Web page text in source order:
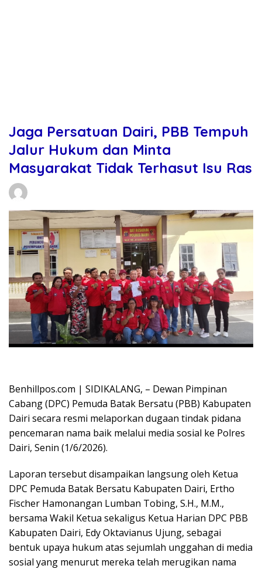
Jaga Persatuan Dairi, PBB Tempuh
Jalur Hukum dan Minta
Masyarakat Tidak Terhasut Isu Ras
Benhillpos.com | SIDIKALANG, – Dewan Pimpinan
Cabang (DPC) Pemuda Batak Bersatu (PBB) Kabupaten
Dairi secara resmi melaporkan dugaan tindak pidana
pencemaran nama baik melalui media sosial ke Polres
Dairi, Senin (1/6/2026).
Laporan tersebut disampaikan langsung oleh Ketua
DPC Pemuda Batak Bersatu Kabupaten Dairi, Ertho
Fischer Hamonangan Lumban Tobing, S.H., M.M.,
bersama Wakil Ketua sekaligus Ketua Harian DPC PBB
Kabupaten Dairi, Edy Oktavianus Ujung, sebagai
bentuk upaya hukum atas sejumlah unggahan di media
sosial yang menurut mereka telah merugikan nama